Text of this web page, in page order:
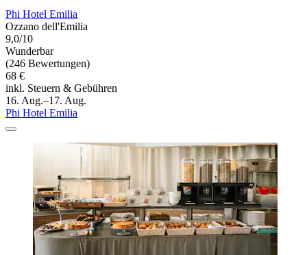
Phi Hotel Emilia
Ozzano dell'Emilia
9,0/10
Wunderbar
(246 Bewertungen)
68 €
inkl. Steuern & Gebühren
16. Aug.–17. Aug.
Phi Hotel Emilia